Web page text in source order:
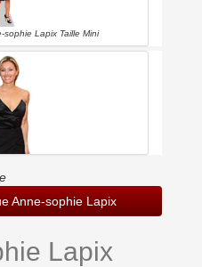
sophie Lapix Taille Mini
Lapix Grandeur Nature
Anne-sophie Lapix
Lapix